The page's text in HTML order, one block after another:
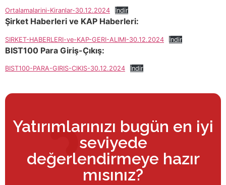
Ortalamalarini-Kiranlar-30.12.2024 İndir
Şirket Haberleri ve KAP Haberleri:
SIRKET-HABERLERI-ve-KAP-GERI-ALIMI-30.12.2024 İndir
BIST100 Para Giriş-Çıkış:
BIST100-PARA-GIRIS-CIKIS-30.12.2024 İndir
Yatırımlarınızı bugün en iyi
seviyede
değerlendirmeye hazır
mısınız?